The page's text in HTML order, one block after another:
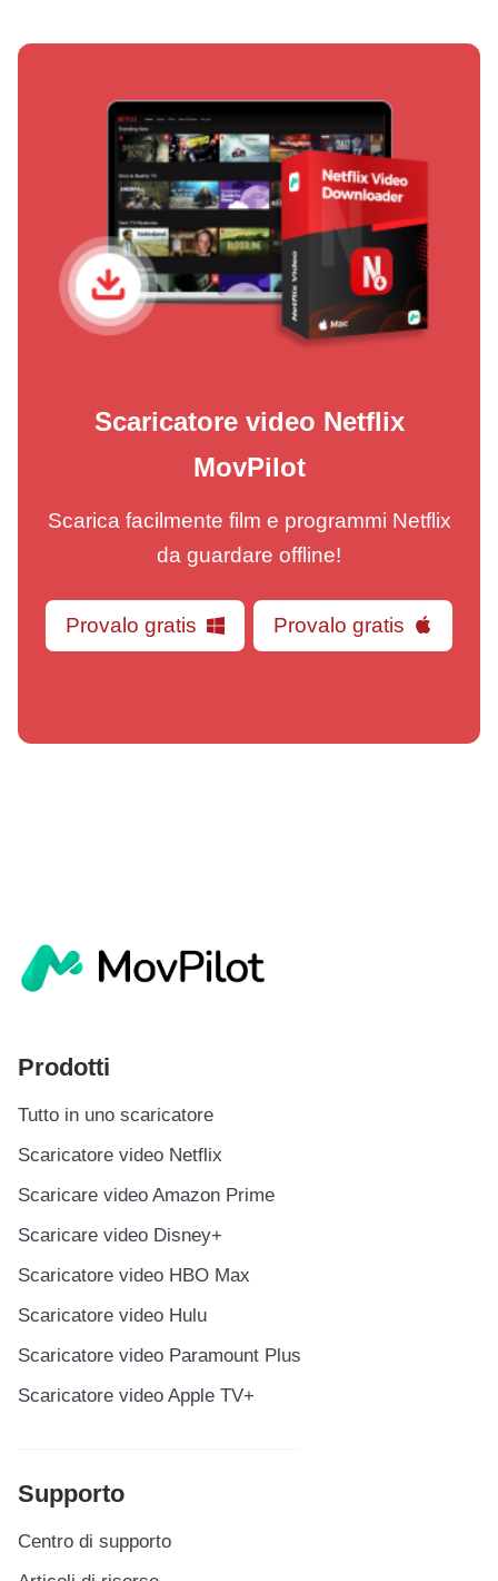
Scaricatore video Netflix
MovPilot
Scarica facilmente film e programmi Netflix
da guardare offline!
Provalo gratis Provalo gratis
Prodotti
Tutto in uno scaricatore
Scaricatore video Netflix
Scaricare video Amazon Prime
Scaricare video Disney+
Scaricatore video HBO Max
Scaricatore video Hulu
Scaricatore video Paramount Plus
Scaricatore video Apple TV+
Supporto
Centro di supporto